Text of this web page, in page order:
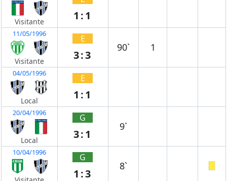
Visitante 1:1
11/05/1996
Visitante
E
3:3
90` 1
04/05/1996
Local
E
1:1
20/04/1996
Local
G
3:1
9`
10/04/1996 G
1:3
8`